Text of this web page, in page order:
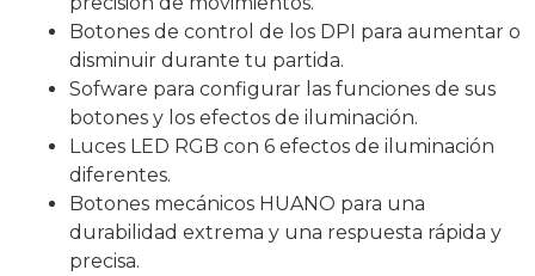
Botones de control de los DPI para aumentar o
disminuir durante tu partida.
Sofware para configurar las funciones de sus
botones y los efectos de iluminación.
Luces LED RGB con 6 efectos de iluminación
diferentes.
Botones mecánicos HUANO para una
durabilidad extrema y una respuesta rápida y
precisa.